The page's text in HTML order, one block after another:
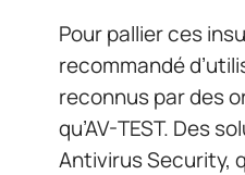
Pour pallier ces
recommandé
reconnus par des
qu’AV-TEST. Des
Antivirus Security,